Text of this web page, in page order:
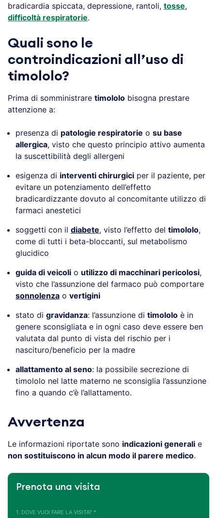
bradicardia spiccata, depressione, rantoli, tosse,
difficoltà respiratorie.
Quali sono le
controindicazioni all’uso di
timololo?
Prima di somministrare timololo bisogna prestare
attenzione a:
presenza di patologie respiratorie o su base
allergica, visto che questo principio attivo aumenta
la suscettibilità degli allergeni
esigenza di interventi chirurgici per il paziente, per
evitare un potenziamento dell’effetto
bradicardizzante dovuto al concomitante utilizzo di
farmaci anestetici
soggetti con il diabete, visto l’effetto del timololo,
come di tutti i beta-bloccanti, sul metabolismo
glucidico
guida di veicoli o utilizzo di macchinari pericolosi,
visto che l’assunzione del farmaco può comportare
sonnolenza o vertigini
stato di gravidanza: l’assunzione di timololo è in
genere sconsigliata e in ogni caso deve essere ben
valutata dal punto di vista del rischio per i
nascituro/beneficio per la madre
allattamento al seno: la possibile secrezione di
timololo nel latte materno ne sconsiglia l’assunzione
fino a quando c’è l’allattamento.
Avvertenza
Le informazioni riportate sono indicazioni generali e
non sostituiscono in alcun modo il parere medico.
Prenota una visita
1. DOVE VUOI FARE LA VISITA? *